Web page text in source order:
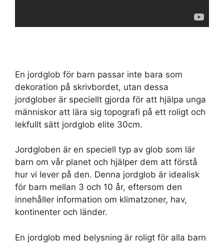
En jordglob för barn passar inte bara som
dekoration på skrivbordet, utan dessa
jordglober är speciellt gjorda för att hjälpa unga
människor att lära sig topografi på ett roligt och
lekfullt sätt jordglob elite 30cm.
Jordgloben är en speciell typ av glob som lär
barn om vår planet och hjälper dem att förstå
hur vi lever på den. Denna jordglob är idealisk
för barn mellan 3 och 10 år, eftersom den
innehåller information om klimatzoner, hav,
kontinenter och länder.
En jordglob med belysning är roligt för alla barn